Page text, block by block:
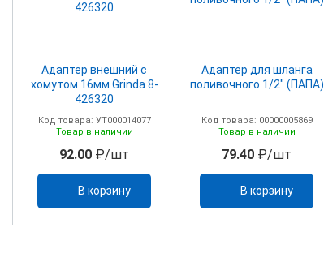
Адаптер внешний с
хомутом 16мм Grinda 8-
426320
Код товара: УТ000014077
Товар в наличии
92.00 ₽/шт
В корзину
Адаптер для шланга
поливочного 1/2" (ПАПА)
Код товара: 00000005869
Товар в наличии
79.40 ₽/шт
В корзину